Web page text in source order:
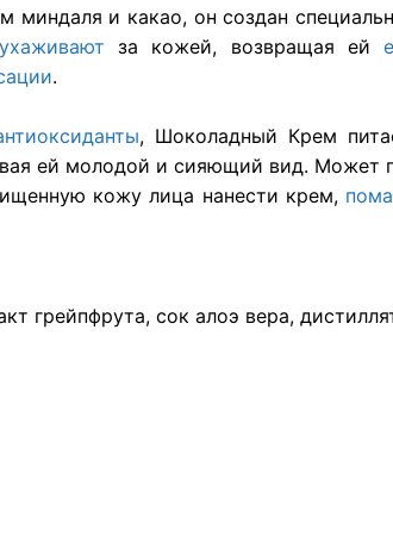
миндаля и какао, он создан
ухаживают за кожей, возвращая ей
.
, Шоколадный Крем
ей молодой и сияющий вид. Может
кожу лица нанести крем,
грейпфрута, сок алоэ вера,